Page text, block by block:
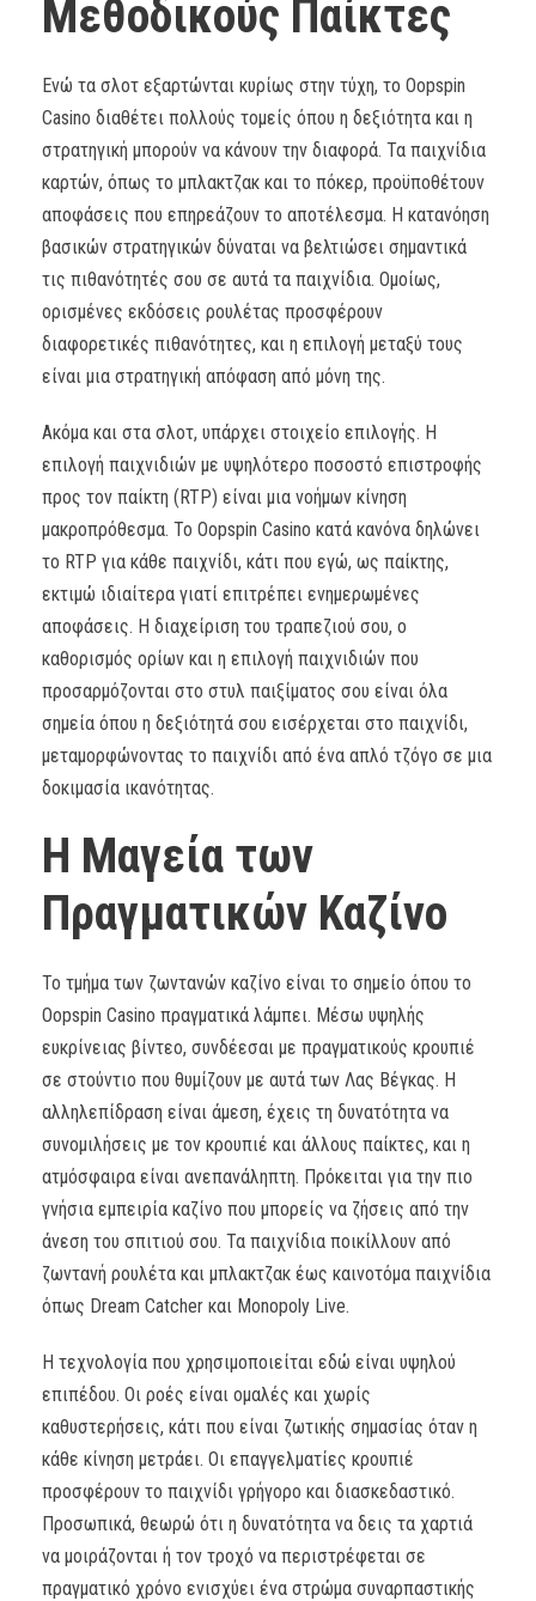
Μεθοδικούς Παίκτες
Ενώ τα σλοτ εξαρτώνται κυρίως στην τύχη, το Oopspin
Casino διαθέτει πολλούς τομείς όπου η δεξιότητα και η
στρατηγική μπορούν να κάνουν την διαφορά. Τα παιχνίδια
καρτών, όπως το μπλακτζακ και το πόκερ, προϋποθέτουν
αποφάσεις που επηρεάζουν το αποτέλεσμα. Η κατανόηση
βασικών στρατηγικών δύναται να βελτιώσει σημαντικά
τις πιθανότητές σου σε αυτά τα παιχνίδια. Ομοίως,
ορισμένες εκδόσεις ρουλέτας προσφέρουν
διαφορετικές πιθανότητες, και η επιλογή μεταξύ τους
είναι μια στρατηγική απόφαση από μόνη της.
Ακόμα και στα σλοτ, υπάρχει στοιχείο επιλογής. Η
επιλογή παιχνιδιών με υψηλότερο ποσοστό επιστροφής
προς τον παίκτη (RTP) είναι μια νοήμων κίνηση
μακροπρόθεσμα. Το Oopspin Casino κατά κανόνα δηλώνει
το RTP για κάθε παιχνίδι, κάτι που εγώ, ως παίκτης,
εκτιμώ ιδιαίτερα γιατί επιτρέπει ενημερωμένες
αποφάσεις. Η διαχείριση του τραπεζιού σου, ο
καθορισμός ορίων και η επιλογή παιχνιδιών που
προσαρμόζονται στο στυλ παιξίματος σου είναι όλα
σημεία όπου η δεξιότητά σου εισέρχεται στο παιχνίδι,
μεταμορφώνοντας το παιχνίδι από ένα απλό τζόγο σε μια
δοκιμασία ικανότητας.
Η Μαγεία των
Πραγματικών Καζίνο
Το τμήμα των ζωντανών καζίνο είναι το σημείο όπου το
Oopspin Casino πραγματικά λάμπει. Μέσω υψηλής
ευκρίνειας βίντεο, συνδέεσαι με πραγματικούς κρουπιέ
σε στούντιο που θυμίζουν με αυτά των Λας Βέγκας. Η
αλληλεπίδραση είναι άμεση, έχεις τη δυνατότητα να
συνομιλήσεις με τον κρουπιέ και άλλους παίκτες, και η
ατμόσφαιρα είναι ανεπανάληπτη. Πρόκειται για την πιο
γνήσια εμπειρία καζίνο που μπορείς να ζήσεις από την
άνεση του σπιτιού σου. Τα παιχνίδια ποικίλλουν από
ζωντανή ρουλέτα και μπλακτζακ έως καινοτόμα παιχνίδια
όπως Dream Catcher και Monopoly Live.
Η τεχνολογία που χρησιμοποιείται εδώ είναι υψηλού
επιπέδου. Οι ροές είναι ομαλές και χωρίς
καθυστερήσεις, κάτι που είναι ζωτικής σημασίας όταν η
κάθε κίνηση μετράει. Οι επαγγελματίες κρουπιέ
προσφέρουν το παιχνίδι γρήγορο και διασκεδαστικό.
Προσωπικά, θεωρώ ότι η δυνατότητα να δεις τα χαρτιά
να μοιράζονται ή τον τροχό να περιστρέφεται σε
πραγματικό χρόνο ενισχύει ένα στρώμα συναρπαστικής